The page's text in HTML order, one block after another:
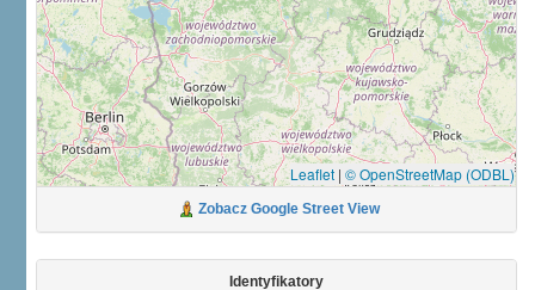
Leaflet | © OpenStreetMap (ODBL)
Zobacz Google Street View
Identyfikatory